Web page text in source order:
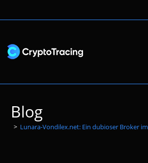
Inhalt
Blog
> Lunara-Vondilex.net: Ein dubioser Broker